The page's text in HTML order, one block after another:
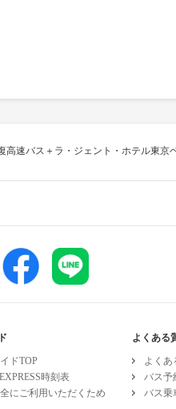
高速バス＋ラ・ジェント・ホテル東京
ドTOP
時刻表
にご利用いただくため
よくある
よくあ
バス予
バス乗